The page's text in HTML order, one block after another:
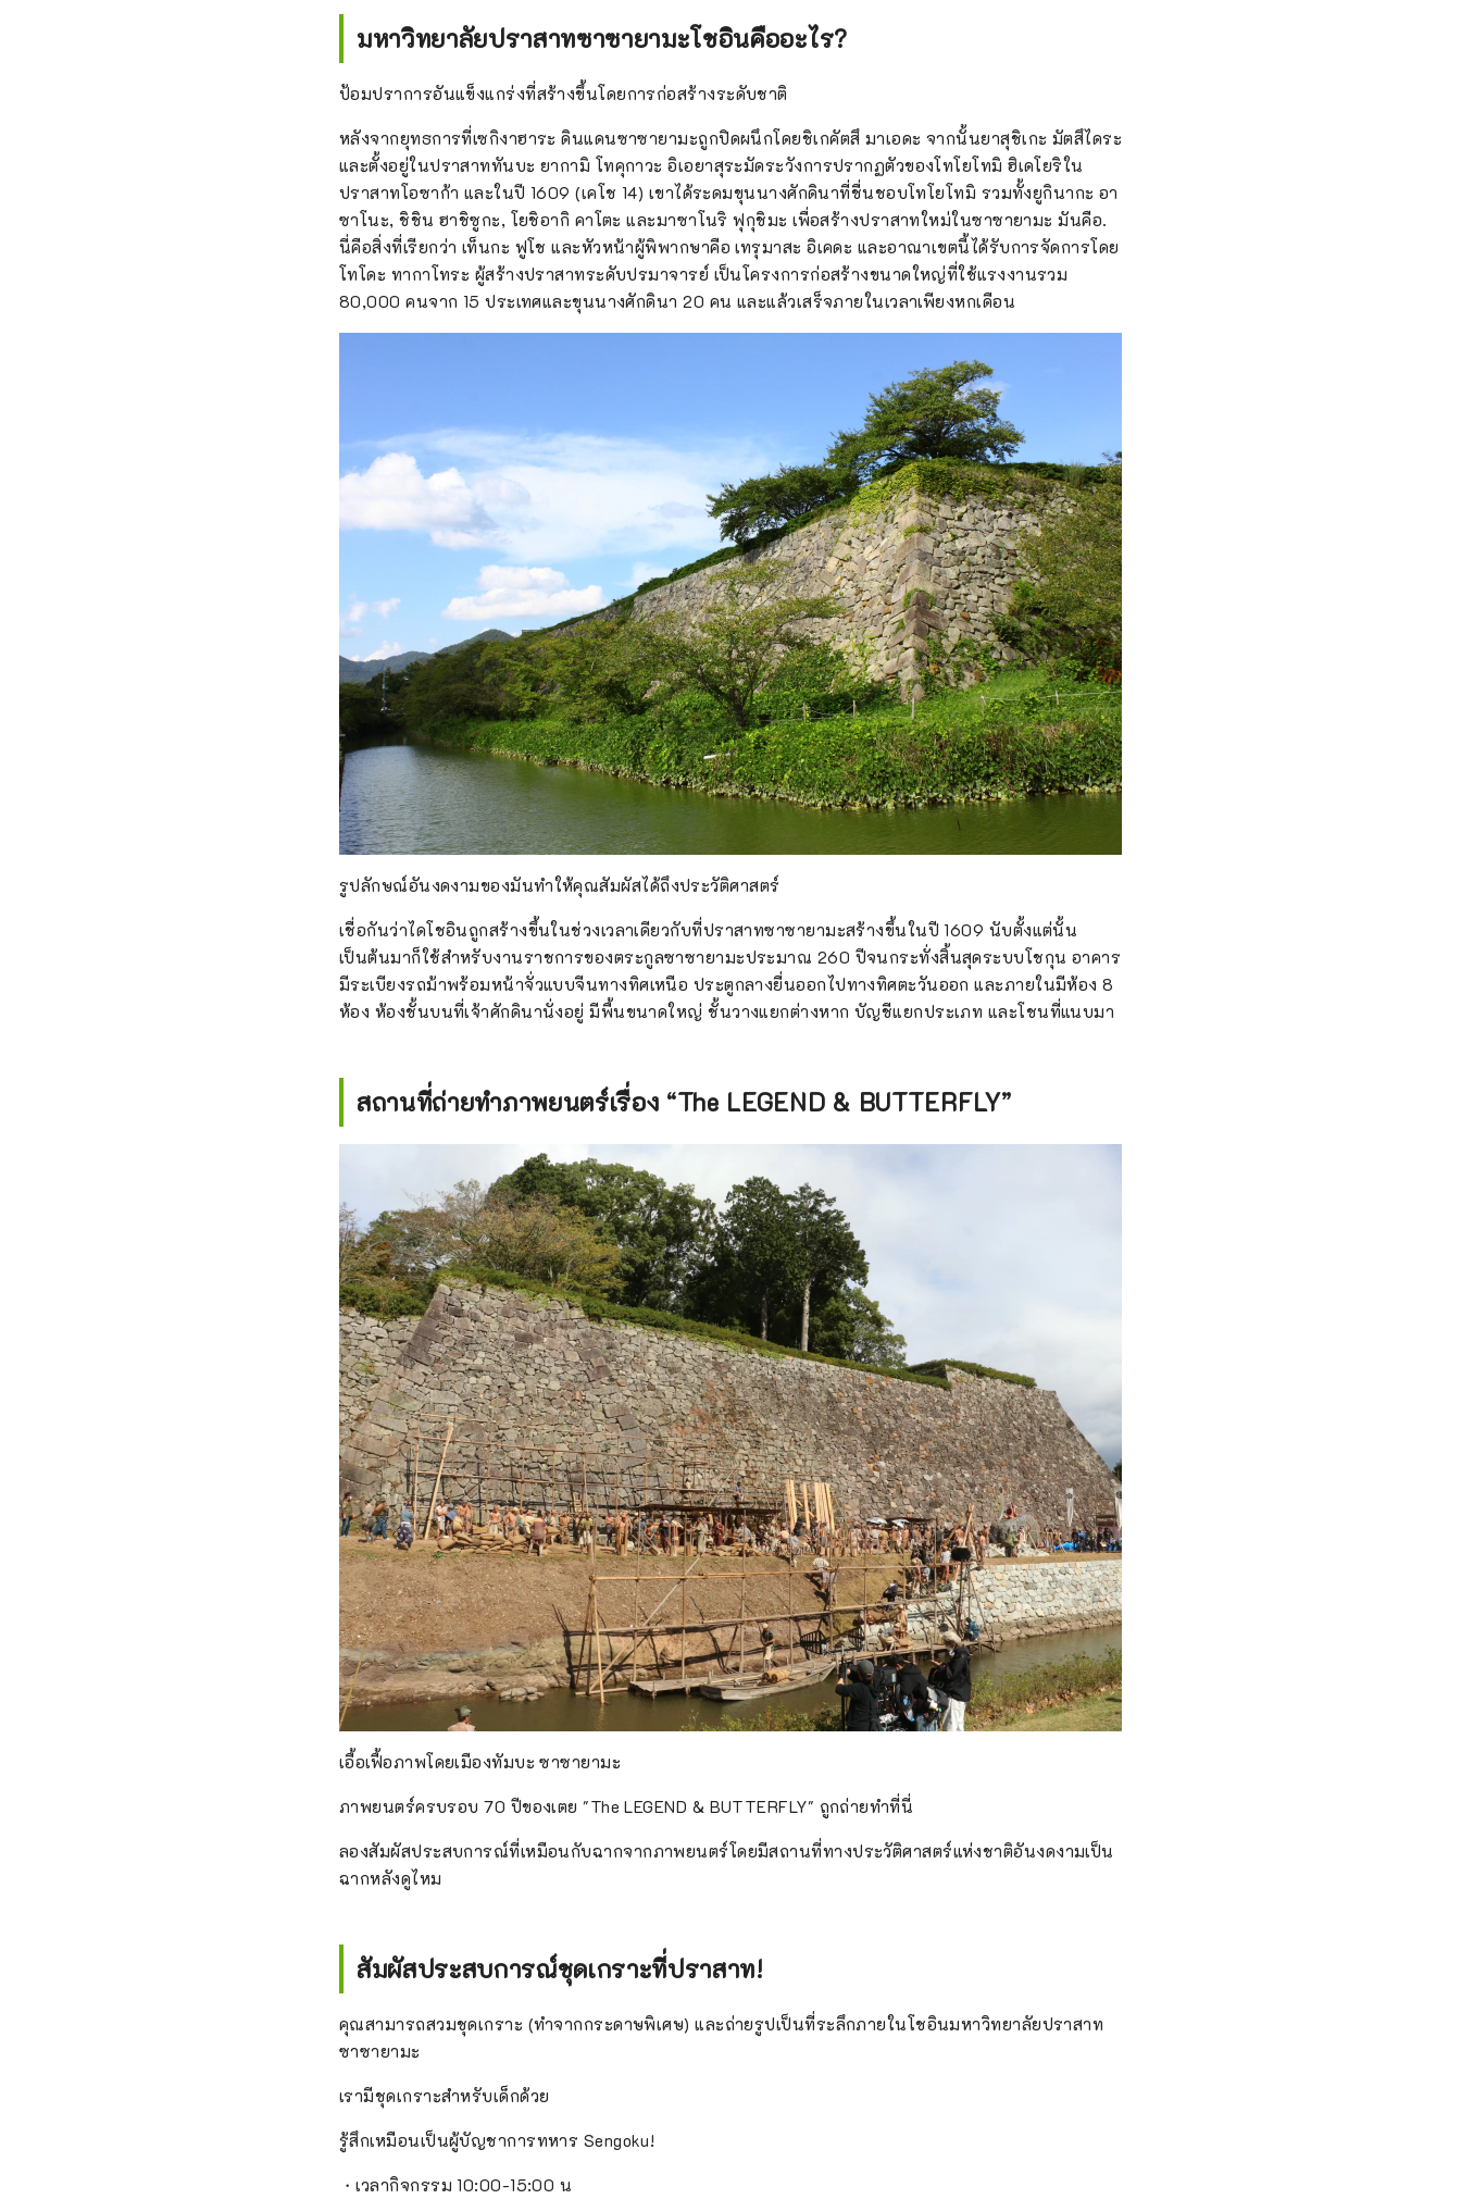
มหาวิทยาลัยปราสาทซาซายามะโชอินคืออะไร?
ป้อมปราการอันแข็งแกร่งที่สร้างขึ้นโดยการก่อสร้างระดับชาติ
หลังจากยุทธการที่เซกิงาฮาระ ดินแดนซาซายามะถูกปิดผนึกโดยชิเกคัตสึ มาเอดะ จากนั้นยาสุชิเกะ มัตสึไดระ
และตั้งอยู่ในปราสาททันบะ ยากามิ โทคุกาวะ อิเอยาสุระมัดระวังการปรากฏตัวของโทโยโทมิ ฮิเดโยริใน
ปราสาทโอซาก้า และในปี 1609 (เคโช 14) เขาได้ระดมขุนนางศักดินาที่ชื่นชอบโทโยโทมิ รวมทั้งยูกินากะ อา
ซาโนะ, ชิชิน ฮาชิซูกะ, โยชิอากิ คาโตะ และมาซาโนริ ฟุกุชิมะ เพื่อสร้างปราสาทใหม่ในซาซายามะ มันคือ.
นี่คือสิ่งที่เรียกว่า เท็นกะ ฟูโช และหัวหน้าผู้พิพากษาคือ เทรุมาสะ อิเคดะ และอาณาเขตนี้ได้รับการจัดการโดย
โทโดะ ทากาโทระ ผู้สร้างปราสาทระดับปรมาจารย์ เป็นโครงการก่อสร้างขนาดใหญ่ที่ใช้แรงงานรวม
80,000 คนจาก 15 ประเทศและขุนนางศักดินา 20 คน และแล้วเสร็จภายในเวลาเพียงหกเดือน
รูปลักษณ์อันงดงามของมันทำให้คุณสัมผัสได้ถึงประวัติศาสตร์
เชื่อกันว่าไดโชอินถูกสร้างขึ้นในช่วงเวลาเดียวกับที่ปราสาทซาซายามะสร้างขึ้นในปี 1609 นับตั้งแต่นั้น
เป็นต้นมาก็ใช้สำหรับงานราชการของตระกูลซาซายามะประมาณ 260 ปีจนกระทั่งสิ้นสุดระบบโชกุน อาคาร
มีระเบียงรถม้าพร้อมหน้าจั่วแบบจีนทางทิศเหนือ ประตูกลางยื่นออกไปทางทิศตะวันออก และภายในมีห้อง 8
ห้อง ห้องชั้นบนที่เจ้าศักดินานั่งอยู่ มีพื้นขนาดใหญ่ ชั้นวางแยกต่างหาก บัญชีแยกประเภท และโชนที่แนบมา
สถานที่ถ่ายทำภาพยนตร์เรื่อง “The LEGEND & BUTTERFLY”
เอื้อเฟื้อภาพโดยเมืองทัมบะ ซาซายามะ
ภาพยนตร์ครบรอบ 70 ปีของเตย "The LEGEND & BUTTERFLY" ถูกถ่ายทำที่นี่
ลองสัมผัสประสบการณ์ที่เหมือนกับฉากจากภาพยนตร์โดยมีสถานที่ทางประวัติศาสตร์แห่งชาติอันงดงามเป็น
ฉากหลังดูไหม
สัมผัสประสบการณ์ชุดเกราะที่ปราสาท!
คุณสามารถสวมชุดเกราะ (ทำจากกระดาษพิเศษ) และถ่ายรูปเป็นที่ระลึกภายในโชอินมหาวิทยาลัยปราสาท
ซาซายามะ
เรามีชุดเกราะสำหรับเด็กด้วย
รู้สึกเหมือนเป็นผู้บัญชาการทหาร Sengoku!
・เวลากิจกรรม 10:00-15:00 น